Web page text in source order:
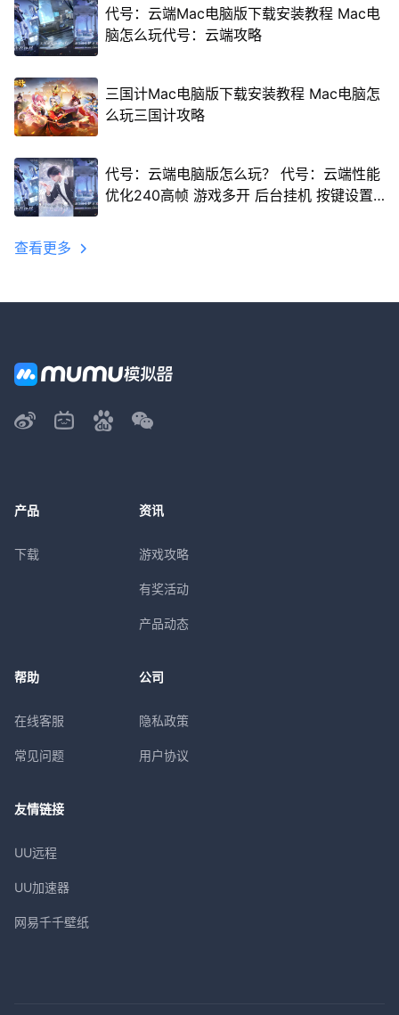
代号：云端Mac电脑版下载安装教程 Mac电
脑怎么玩代号：云端攻略
三国计Mac电脑版下载安装教程 Mac电脑怎
么玩三国计攻略
代号：云端电脑版怎么玩？ 代号：云端性能
优化240高帧 游戏多开 后台挂机 按键设置
查看更多
产品
下载
资讯
游戏攻略
有奖活动
产品动态
帮助
在线客服
常见问题
公司
隐私政策
用户协议
友情链接
UU远程
UU加速器
网易千千壁纸